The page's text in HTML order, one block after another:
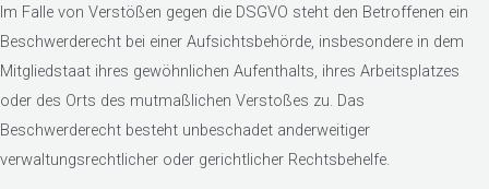
Im Falle von Verstößen gegen die DSGVO steht den Betroffenen ein
Beschwerderecht bei einer Aufsichtsbehörde, insbesondere in dem
Mitgliedstaat ihres gewöhnlichen Aufenthalts, ihres Arbeitsplatzes
oder des Orts des mutmaßlichen Verstoßes zu. Das
Beschwerderecht besteht unbeschadet anderweitiger
verwaltungsrechtlicher oder gerichtlicher Rechtsbehelfe.